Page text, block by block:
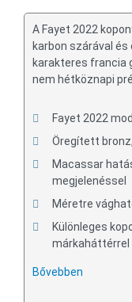
A Fayet 2022
karbon szárával
karakteres francia
nem hétköznapi
Fayet 2022
Öregített
Macassar
megjelenéssel
Méretre
Különleges
márkaháttérrel
Bővebben